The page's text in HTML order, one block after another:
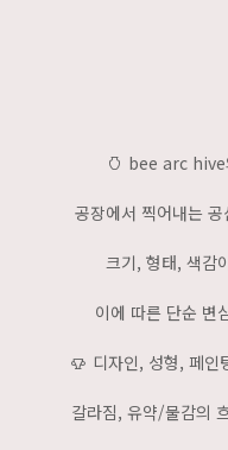
𐃡 bee arc hive
공장에서 찍어내는
크기, 형태, 색감
이에 따른 단순 변
𐃫디자인, 성형, 페인
갈라짐, 유약/물감의